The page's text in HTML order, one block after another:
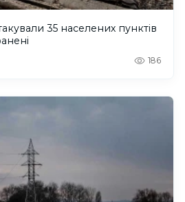
35 населених пунктів
186